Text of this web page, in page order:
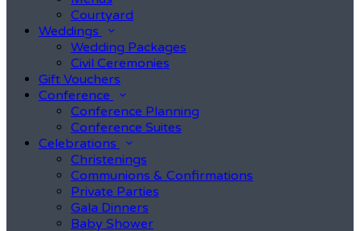
Courtyard
Weddings
Wedding Packages
Civil Ceremonies
Gift Vouchers
Conference
Conference Planning
Conference Suites
Celebrations
Christenings
Communions & Confirmations
Private Parties
Gala Dinners
Baby Shower